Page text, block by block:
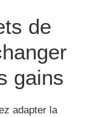
de
gains
adapter la